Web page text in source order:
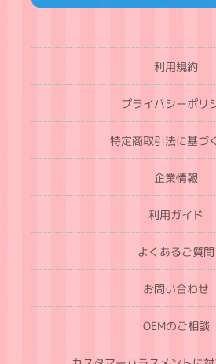
利用規約
プライバシーポリ
特定商取引法に基づ
企業情報
利用ガイド
よくあるご質問
お問い合わせ
OEMのご相談